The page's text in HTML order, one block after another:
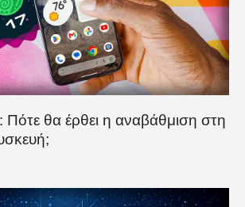
θα έρθει η αναβάθμιση στη